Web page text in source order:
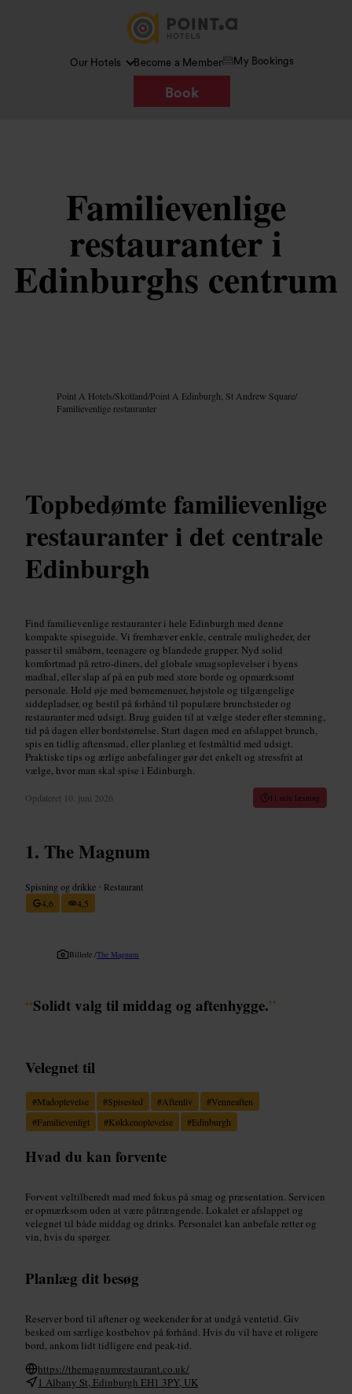
Our Hotels Become a Member My Bookings
Book
Familievenlige
restauranter i
Edinburghs centrum
Point A Hotels/Skotland/Point A Edinburgh, St Andrew Square/
Familievenlige restauranter
Topbedømte familievenlige
restauranter i det centrale
Edinburgh
Find familievenlige restauranter i hele Edinburgh med denne
kompakte spiseguide. Vi fremhæver enkle, centrale muligheder, der
passer til småbørn, teenagere og blandede grupper. Nyd solid
komfortmad på retro-diners, del globale smagsoplevelser i byens
madhal, eller slap af på en pub med store borde og opmærksomt
personale. Hold øje med børnemenuer, højstole og tilgængelige
siddepladser, og bestil på forhånd til populære brunchsteder og
restauranter med udsigt. Brug guiden til at vælge steder efter stemning,
tid på dagen eller bordstørrelse. Start dagen med en afslappet brunch,
spis en tidlig aftensmad, eller planlæg et festmåltid med udsigt.
Praktiske tips og ærlige anbefalinger gør det enkelt og stressfrit at
vælge, hvor man skal spise i Edinburgh.
Opdateret 10. juni 2026 11 min læsning
The Magnum
Spisning og drikke • Restaurant
4,6
4,5
Billede /The Magnum
“Solidt valg til middag og aftenhygge.”
Velegnet til
#Madoplevelse #Spisested #Aftenliv #Venneaften
#Familievenligt #Køkkenoplevelse #Edinburgh
Hvad du kan forvente
Forvent veltilberedt mad med fokus på smag og præsentation. Servicen
er opmærksom uden at være påtrængende. Lokalet er afslappet og
velegnet til både middag og drinks. Personalet kan anbefale retter og
vin, hvis du spørger.
Planlæg dit besøg
Reserver bord til aftener og weekender for at undgå ventetid. Giv
besked om særlige kostbehov på forhånd. Hvis du vil have et roligere
bord, ankom lidt tidligere end peak-tid.
https://themagnumrestaurant.co.uk/
1 Albany St, Edinburgh EH1 3PY, UK